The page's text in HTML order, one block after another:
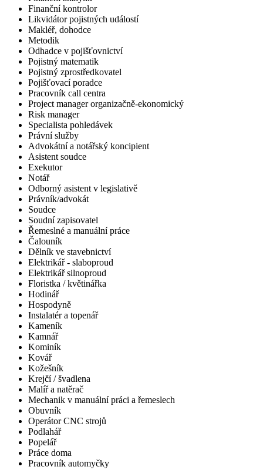
Finanční kontrolor
Likvidátor pojistných událostí
Makléř, dohodce
Metodik
Odhadce v pojišťovnictví
Pojistný matematik
Pojistný zprostředkovatel
Pojišťovací poradce
Pracovník call centra
Project manager organizačně-ekonomický
Risk manager
Specialista pohledávek
Právní služby
Advokátní a notářský koncipient
Asistent soudce
Exekutor
Notář
Odborný asistent v legislativě
Právník/advokát
Soudce
Soudní zapisovatel
Řemeslné a manuální práce
Čalouník
Dělník ve stavebnictví
Elektrikář - slaboproud
Elektrikář silnoproud
Floristka / květinářka
Hodinář
Hospodyně
Instalatér a topenář
Kameník
Kamnář
Kominík
Kovář
Kožešník
Krejčí / švadlena
Malíř a natěrač
Mechanik v manuální práci a řemeslech
Obuvník
Operátor CNC strojů
Podlahář
Popelář
Práce doma
Pracovník automyčky